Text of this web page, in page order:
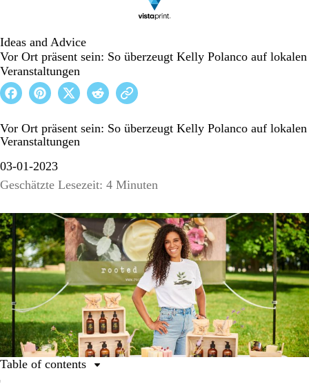
Ideas and Advice
Vor Ort präsent sein: So überzeugt Kelly Polanco auf lokalen
Veranstaltungen
Vor Ort präsent sein: So überzeugt Kelly Polanco auf lokalen
Veranstaltungen
03-01-2023
Geschätzte Lesezeit: 4 Minuten
Table of contents